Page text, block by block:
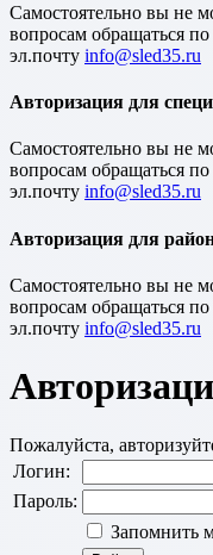
Cамостоятельно вы не
вопросам обращаться
эл.почту
Авторизация для
Cамостоятельно вы не
вопросам обращаться
эл.почту
Авторизация для
Cамостоятельно вы не
вопросам обращаться
эл.почту
Пожалуйста,
Логин:
Пароль:
Запомнить